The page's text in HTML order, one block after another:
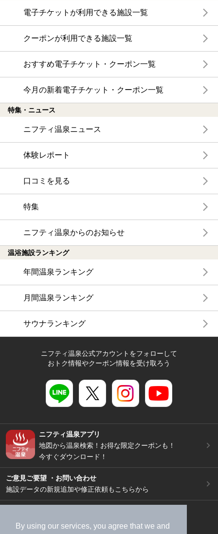
By using our services, you agree that we and
電子チケットが利用できる施設一覧
クーポンが利用できる施設一覧
おすすめ電子チケット・クーポン一覧
今月の新着電子チケット・クーポン一覧
特集・ニュース
ニフティ温泉ニュース
体験レポート
口コミを見る
特集
ニフティ温泉からのお知らせ
温浴施設ランキング
年間温泉ランキング
月間温泉ランキング
サウナランキング
ニフティ温泉公式アカウントをフォローして
おトク情報やクーポン情報を受け取ろう
ニフティ温泉アプリ
地図から温泉検索！お得な限定クーポンも！
今すぐダウンロード！
ご意見ご要望 ・お問い合わせ
施設データの新規追加や修正依頼もこちらから
加盟店募集（資料請求）
広告出稿のご案内